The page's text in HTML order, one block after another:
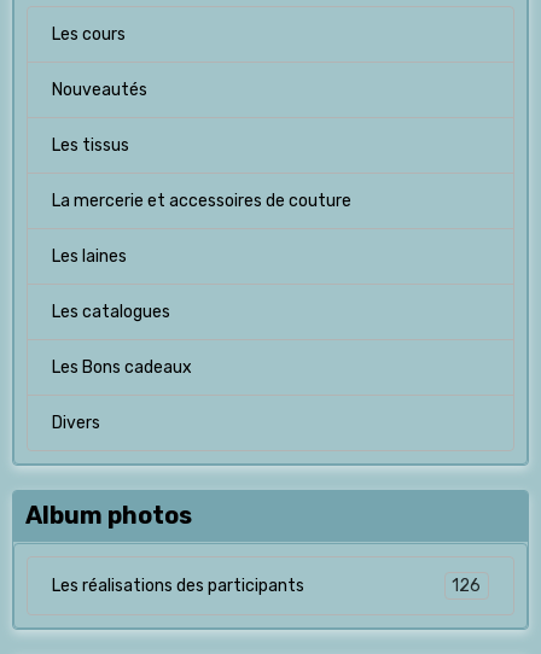
Les cours
Nouveautés
Les tissus
La mercerie et accessoires de couture
Les laines
Les catalogues
Les Bons cadeaux
Divers
Album photos
Les réalisations des participants 126